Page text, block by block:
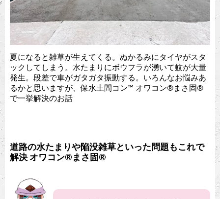
夏になると雑草が生えてくる。ぬかるみにタイヤがスタ
ックしてしまう。水たまりにボウフラが湧いて蚊が大量
発生。段差で車がガタガタ振動する。いろんなお悩みあ
るかと思いますが、保水土間コン™︎ オワコン®︎まさ固®︎
で一挙解決のお話
道路の水たまりや陥没雑草といった問題もこれで
解決 オワコン®︎まさ固®︎